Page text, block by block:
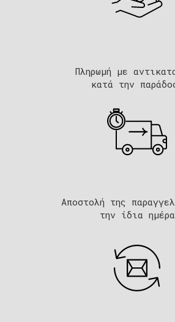
Πληρωμή με
κατά την
Αποστολή της
την ίδια ημέρα